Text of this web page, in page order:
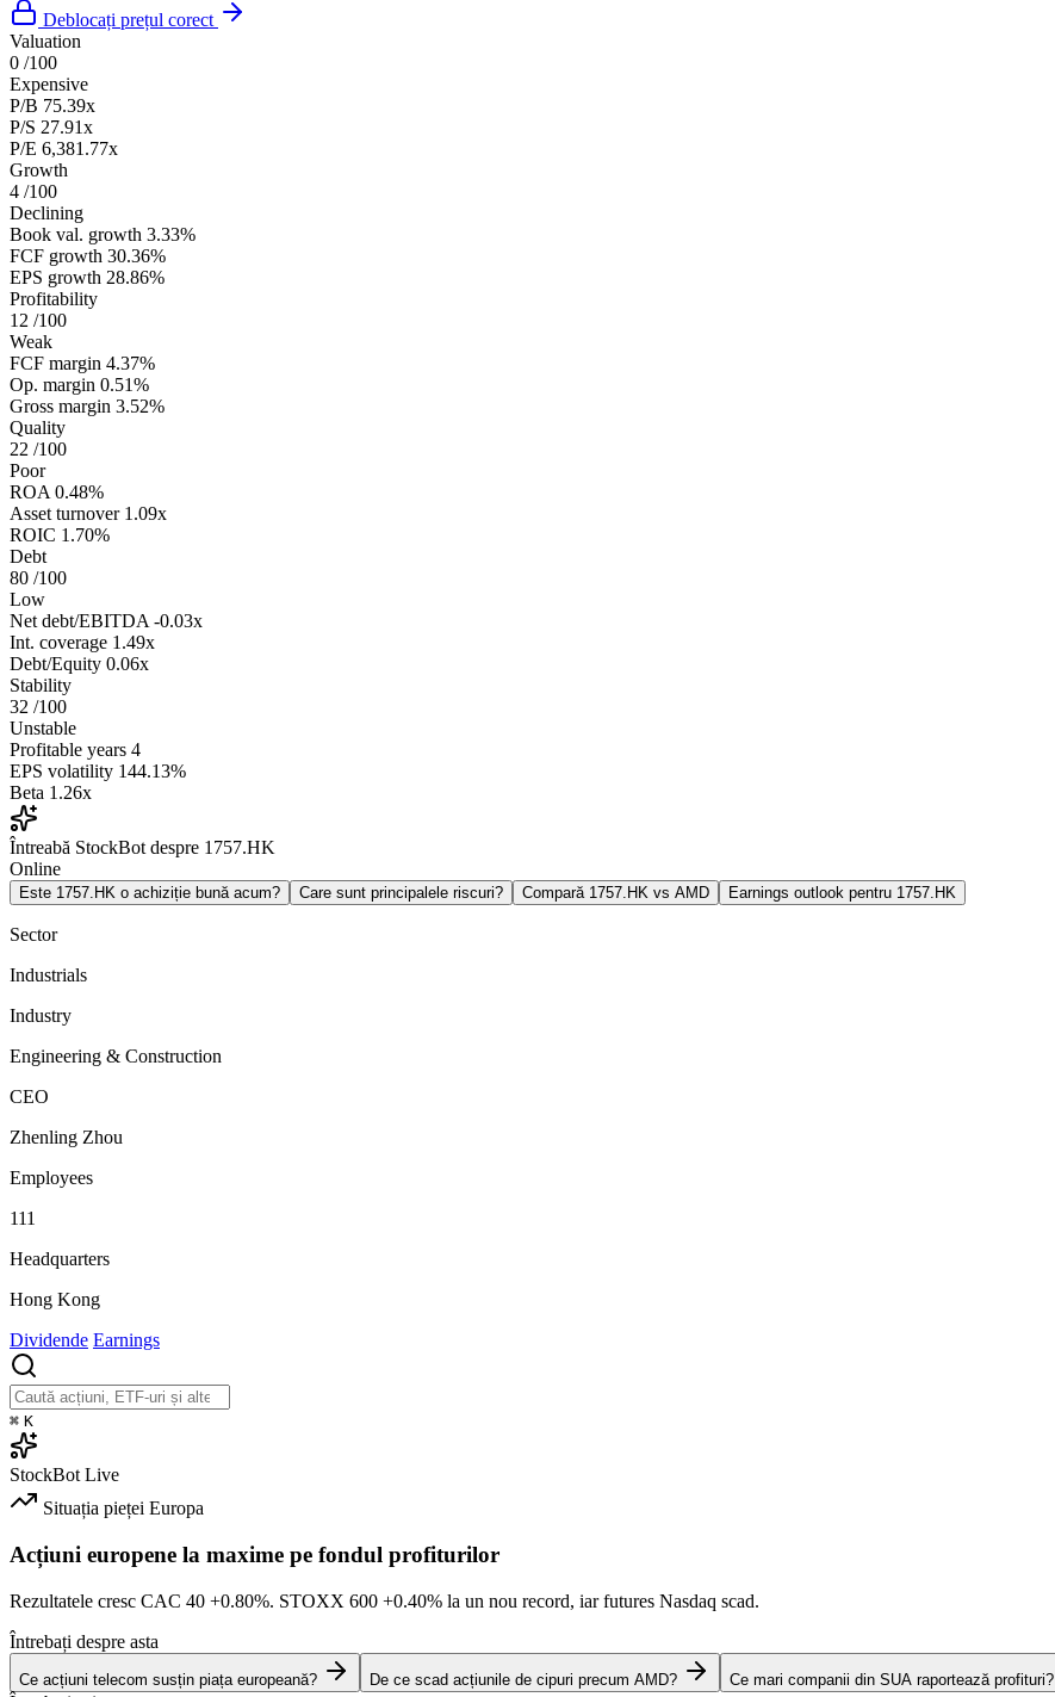
Deblocați prețul corect
Valuation
0 /100
Expensive
P/B 75.39x
P/S 27.91x
P/E 6,381.77x
Growth
4 /100
Declining
Book val. growth 3.33%
FCF growth 30.36%
EPS growth 28.86%
Profitability
12 /100
Weak
FCF margin 4.37%
Op. margin 0.51%
Gross margin 3.52%
Quality
22 /100
Poor
ROA 0.48%
Asset turnover 1.09x
ROIC 1.70%
Debt
80 /100
Low
Net debt/EBITDA -0.03x
Int. coverage 1.49x
Debt/Equity 0.06x
Stability
32 /100
Unstable
Profitable years 4
EPS volatility 144.13%
Beta 1.26x
Întreabă StockBot despre 1757.HK
Online
Este 1757.HK o achiziție bună acum? Care sunt principalele riscuri? Compară 1757.HK vs AMD Earnings outlook pentru 1757.HK
Sector
Industrials
Industry
Engineering & Construction
CEO
Zhenling Zhou
Employees
111
Headquarters
Hong Kong
Dividende Earnings
⌘ K
StockBot Live
Situația pieței Europa
Acțiuni europene la maxime pe fondul profiturilor
Rezultatele cresc CAC 40 +0.80%. STOXX 600 +0.40% la un nou record, iar futures Nasdaq scad.
Întrebați despre asta
Ce acțiuni telecom susțin piața europeană? De ce scad acțiunile de cipuri precum AMD? Ce mari companii din SUA raportează profituri?